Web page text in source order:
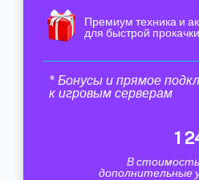
Премиум техника и
для быстрой прокачки
* Бонусы и прямое
к игровым серверам
1
В
дополнительные